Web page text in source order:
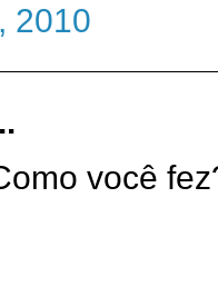
2010
você